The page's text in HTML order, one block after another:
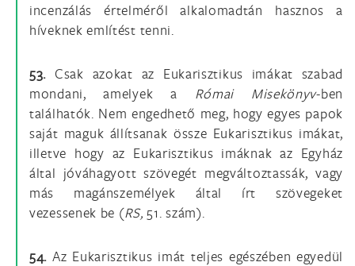
incenzálás értelméről alkalomadtán hasznos a
híveknek említést tenni.
53. Csak azokat az Eukarisztikus imákat szabad
mondani, amelyek a Római Misekönyv-ben
találhatók. Nem engedhető meg, hogy egyes papok
saját maguk állítsanak össze Eukarisztikus imákat,
illetve hogy az Eukarisztikus imáknak az Egyház
által jóváhagyott szövegét megváltoztassák, vagy
más magánszemélyek által írt szövegeket
vezessenek be (RS, 51. szám).
54. Az Eukarisztikus imát teljes egészében egyedül